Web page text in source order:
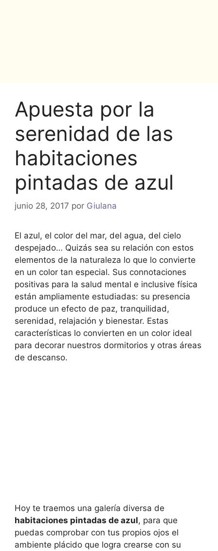
Apuesta por la
serenidad de las
habitaciones
pintadas de azul
junio 28, 2017 por Giulana
El azul, el color del mar, del agua, del cielo
despejado… Quizás sea su relación con estos
elementos de la naturaleza lo que lo convierte
en un color tan especial. Sus connotaciones
positivas para la salud mental e inclusive física
están ampliamente estudiadas: su presencia
produce un efecto de paz, tranquilidad,
serenidad, relajación y bienestar. Estas
características lo convierten en un color ideal
para decorar nuestros dormitorios y otras áreas
de descanso.
Hoy te traemos una galería diversa de
habitaciones pintadas de azul, para que
puedas comprobar con tus propios ojos el
ambiente plácido que logra crearse con su